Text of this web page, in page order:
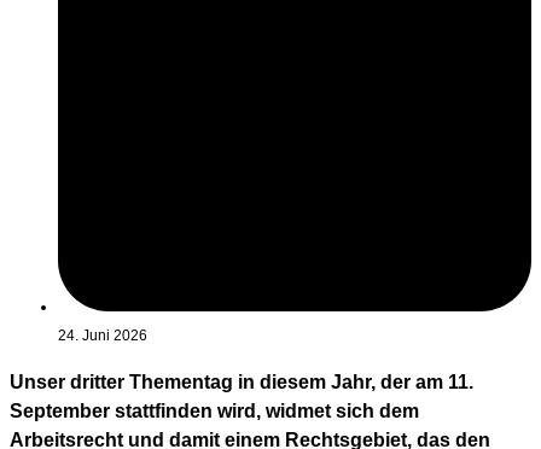
24. Juni 2026
Unser dritter Thementag in diesem Jahr, der am 11.
September stattfinden wird, widmet sich dem
Arbeitsrecht und damit einem Rechtsgebiet, das den